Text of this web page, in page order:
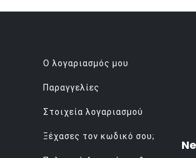
Ο λογαριασμός μου
Παραγγελίες
Στοιχεία λογαριασμού
Ξέχασες τον κωδικό σου;